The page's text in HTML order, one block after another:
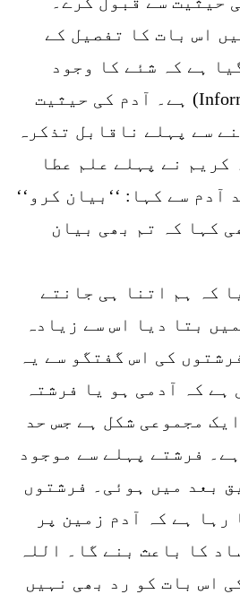
اس بات کا تفصیل کے
ہے کہ شئے کا وجود
دراصل ایک (Information) ہے۔ آدم کی حیثیت
سے پہلے ناقابل تذکرہ
کریم نے پہلے علم عطا
آدم سے کہا: ‘‘بیان کرو‘‘
کہا کہ تم بھی بیان
کہ ہم اتنا ہی جانتے
بتا دیا اس سے زیادہ
کی اس گفتگو سے یہ
ہے کہ آدمی ہو یا فرشتہ
مجموعی شکل ہے جس حد
فرشتے پہلے سے موجود
بعد میں ہوئی۔ فرشتوں
رہا ہے کہ آدم زمین پر
کا باعث بنے گا۔ اللہ
اس بات کو رد بھی نہیں